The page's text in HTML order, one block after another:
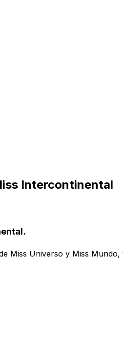
Intercontinental
Miss Universo y Miss